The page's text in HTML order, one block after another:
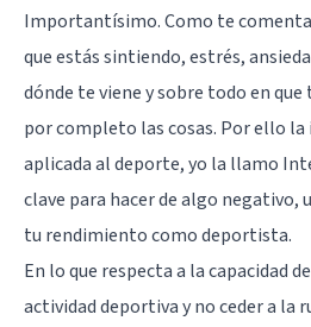
Importantísimo. Como te
que estás sintiendo, estrés,
dónde te viene y sobre todo en que
por completo las cosas. Por ello
aplicada al deporte, yo la llamo
clave para hacer de algo negativo,
tu rendimiento como deportista.
En lo que respecta a la capacidad
actividad deportiva y no ceder a la